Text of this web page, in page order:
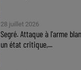
28 juillet 2026
Segré. Attaque à l'arme
un état critique,...